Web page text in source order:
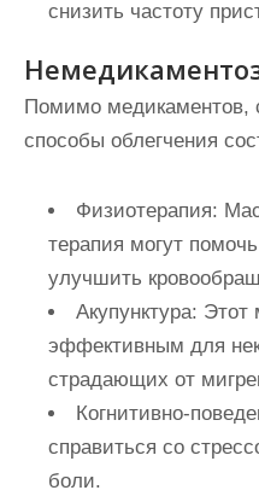
снизить частоту
Помимо медикаментов,
способы облегчения
Физиотерапия:
терапия могут
улучшить
Акупунктура: Этот
эффективным для
страдающих от
Когнитивно-
справиться со
боли.